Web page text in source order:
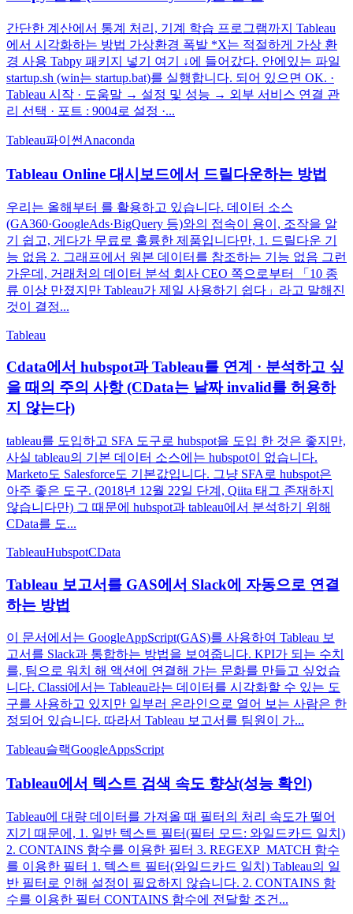
간단한 계산에서 통계 처리, 기계 학습 프로그램까지 Tableau
에서 시각화하는 방법 가상환경 폭발 *X는 적절하게 가상 환
경 사용 Tabpy 패키지 넣기 여기 ↓에 들어갔다. 안에있는 파일
startup.sh (win는 startup.bat)를 실행합니다. 되어 있으면 OK. ·
Tableau 시작 · 도움말 → 설정 및 성능 → 외부 서비스 연결 관
리 선택 · 포트 : 9004로 설정 ·...
Tableau파이썬 Anaconda
Tableau Online 대시보드에서 드릴다운하는 방법
우리는 올해부터 를 활용하고 있습니다. 데이터 소스
(GA360·GoogleAds·BigQuery 등)와의 접속이 용이, 조작을 알
기 쉽고, 게다가 무료로 훌륭한 제품입니다만, 1. 드릴다운 기
능 없음 2. 그래프에서 원본 데이터를 참조하는 기능 없음 그런
가운데, 거래처의 데이터 분석 회사 CEO 쪽으로부터 「10 종
류 이상 만졌지만 Tableau가 제일 사용하기 쉽다」라고 말해진
것이 결정...
Tableau
Cdata에서 hubspot과 Tableau를 연계 · 분석하고 싶
을 때의 주의 사항 (CData는 날짜 invalid를 허용하
지 않는다)
tableau를 도입하고 SFA 도구로 hubspot을 도입 한 것은 좋지만,
사실 tableau의 기본 데이터 소스에는 hubspot이 없습니다.
Marketo도 Salesforce도 기본값입니다. 그냥 SFA로 hubspot은
아주 좋은 도구. (2018년 12월 22일 단계, Qiita 태그 존재하지
않습니다만) 그 때문에 hubspot과 tableau에서 분석하기 위해
CData를 도...
TableauHubspotCData
Tableau 보고서를 GAS에서 Slack에 자동으로 연결
하는 방법
이 문서에서는 GoogleAppScript(GAS)를 사용하여 Tableau 보
고서를 Slack과 통합하는 방법을 보여줍니다. KPI가 되는 수치
를, 팀으로 워치 해 액션에 연결해 가는 문화를 만들고 싶었습
니다. Classi에서는 Tableau라는 데이터를 시각화할 수 있는 도
구를 사용하고 있지만 일부러 온라인으로 열어 보는 사람은 한
정되어 있습니다. 따라서 Tableau 보고서를 팀원이 가...
Tableau슬랙GoogleAppsScript
Tableau에서 텍스트 검색 속도 향상(성능 확인)
Tableau에 대량 데이터를 가져올 때 필터의 처리 속도가 떨어
지기 때문에, 1. 일반 텍스트 필터(필터 모드: 와일드카드 일치)
2. CONTAINS 함수를 이용한 필터 3. REGEXP_MATCH 함수
를 이용한 필터 1. 텍스트 필터(와일드카드 일치) Tableau의 일
반 필터로 인해 설정이 필요하지 않습니다. 2. CONTAINS 함
수를 이용한 필터 CONTAINS 함수에 전달할 조건...